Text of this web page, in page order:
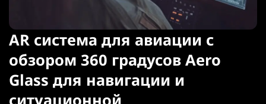
AR система для авиации с
обзором 360 градусов Aero
Glass для навигации и